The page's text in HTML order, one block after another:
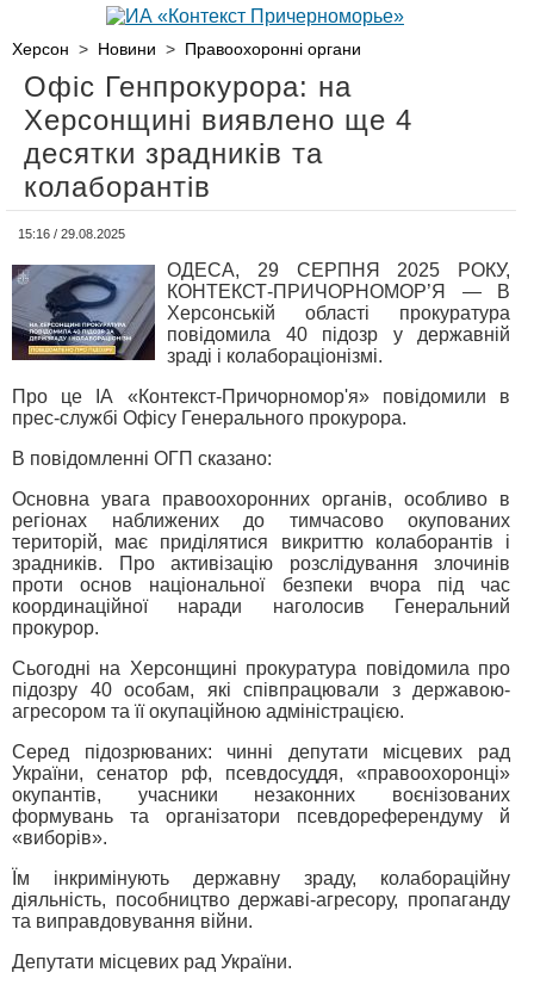
Херсон > Новини > Правоохоронні органи
Офіс Генпрокурора: на
Херсонщині виявлено ще 4
десятки зрадників та
колаборантів
15:16 / 29.08.2025
ОДЕСА, 29 СЕРПНЯ 2025 РОКУ,
КОНТЕКСТ-ПРИЧОРНОМОР’Я — В
Херсонській області прокуратура
повідомила 40 підозр у державній
зраді і колабораціонізмі.
Про це ІА «Контекст-Причорномор'я» повідомили в
прес-службі Офісу Генерального прокурора.
В повідомленні ОГП сказано:
Основна увага правоохоронних органів, особливо в
регіонах наближених до тимчасово окупованих
територій, має приділятися викриттю колаборантів і
зрадників. Про активізацію розслідування злочинів
проти основ національної безпеки вчора під час
координаційної наради наголосив Генеральний
прокурор.
Сьогодні на Херсонщині прокуратура повідомила про
підозру 40 особам, які співпрацювали з державою-
агресором та її окупаційною адміністрацією.
Серед підозрюваних: чинні депутати місцевих рад
України, сенатор рф, псевдосуддя, «правоохоронці»
окупантів, учасники незаконних воєнізованих
формувань та організатори псевдореферендуму й
«виборів».
Їм інкримінують державну зраду, колабораційну
діяльність, пособництво державі-агресору, пропаганду
та виправдовування війни.
Депутати місцевих рад України.